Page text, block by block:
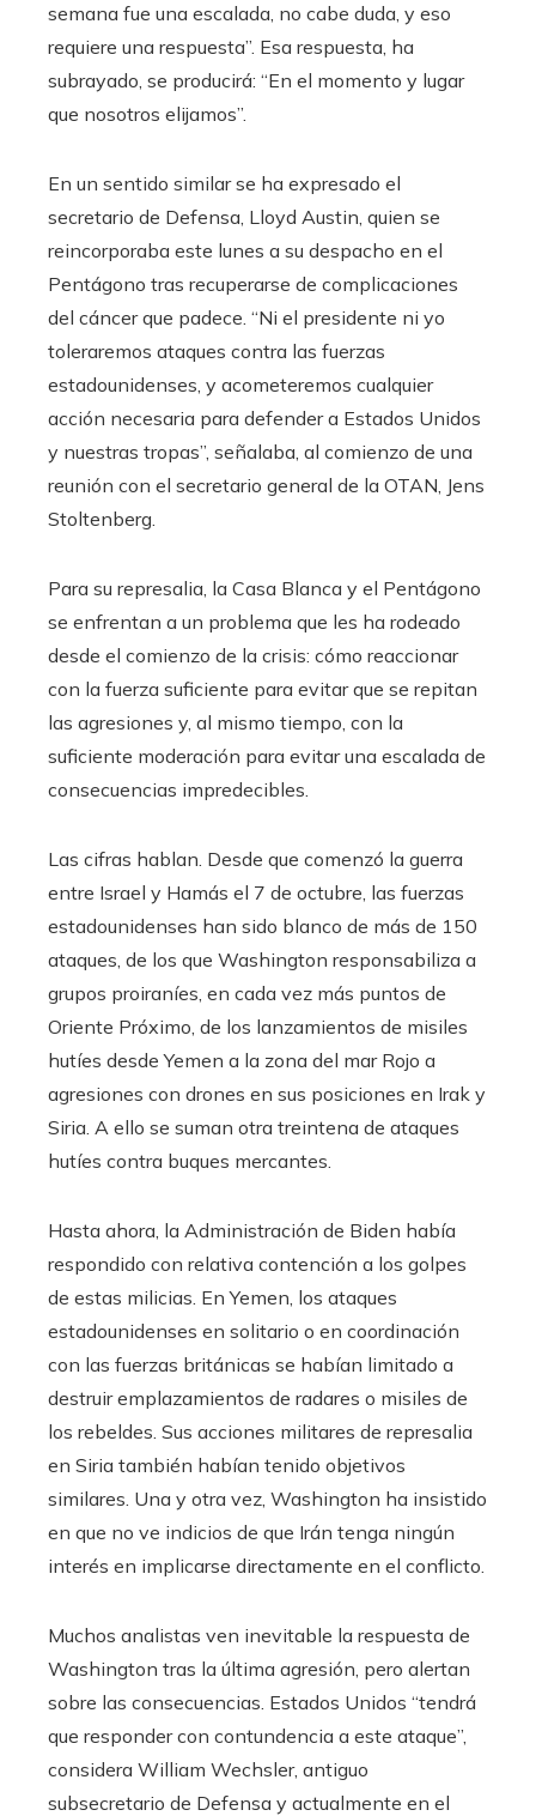
semana fue una escalada, no cabe duda, y eso
requiere una respuesta”. Esa respuesta, ha
subrayado, se producirá: “En el momento y lugar
que nosotros elijamos”.
En un sentido similar se ha expresado el
secretario de Defensa, Lloyd Austin, quien se
reincorporaba este lunes a su despacho en el
Pentágono tras recuperarse de complicaciones
del cáncer que padece. “Ni el presidente ni yo
toleraremos ataques contra las fuerzas
estadounidenses, y acometeremos cualquier
acción necesaria para defender a Estados Unidos
y nuestras tropas”, señalaba, al comienzo de una
reunión con el secretario general de la OTAN, Jens
Stoltenberg.
Para su represalia, la Casa Blanca y el Pentágono
se enfrentan a un problema que les ha rodeado
desde el comienzo de la crisis: cómo reaccionar
con la fuerza suficiente para evitar que se repitan
las agresiones y, al mismo tiempo, con la
suficiente moderación para evitar una escalada de
consecuencias impredecibles.
Las cifras hablan. Desde que comenzó la guerra
entre Israel y Hamás el 7 de octubre, las fuerzas
estadounidenses han sido blanco de más de 150
ataques, de los que Washington responsabiliza a
grupos proiraníes, en cada vez más puntos de
Oriente Próximo, de los lanzamientos de misiles
hutíes desde Yemen a la zona del mar Rojo a
agresiones con drones en sus posiciones en Irak y
Siria. A ello se suman otra treintena de ataques
hutíes contra buques mercantes.
Hasta ahora, la Administración de Biden había
respondido con relativa contención a los golpes
de estas milicias. En Yemen, los ataques
estadounidenses en solitario o en coordinación
con las fuerzas británicas se habían limitado a
destruir emplazamientos de radares o misiles de
los rebeldes. Sus acciones militares de represalia
en Siria también habían tenido objetivos
similares. Una y otra vez, Washington ha insistido
en que no ve indicios de que Irán tenga ningún
interés en implicarse directamente en el conflicto.
Muchos analistas ven inevitable la respuesta de
Washington tras la última agresión, pero alertan
sobre las consecuencias. Estados Unidos “tendrá
que responder con contundencia a este ataque”,
considera William Wechsler, antiguo
subsecretario de Defensa y actualmente en el